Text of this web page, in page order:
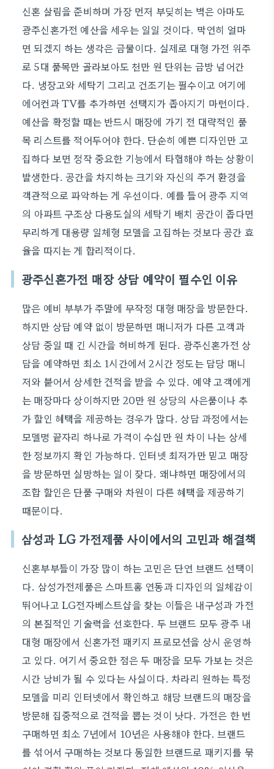
신혼 살림을 준비하며 가장 먼저 부딪히는 벽은 아마도
광주신혼가전 예산을 세우는 일일 것이다. 막연히 얼마
면 되겠지 하는 생각은 금물이다. 실제로 대형 가전 위주
로 5대 품목만 골라보아도 천만 원 단위는 금방 넘어간
다. 냉장고와 세탁기 그리고 건조기는 필수이고 여기에
에어컨과 TV를 추가하면 선택지가 좁아지기 마련이다.
예산을 확정할 때는 반드시 매장에 가기 전 대략적인 품
목 리스트를 적어두어야 한다. 단순히 예쁜 디자인만 고
집하다 보면 정작 중요한 기능에서 타협해야 하는 상황이
발생한다. 공간을 차지하는 크기와 자신의 주거 환경을
객관적으로 파악하는 게 우선이다. 예를 들어 광주 지역
의 아파트 구조상 다용도실의 세탁기 배치 공간이 좁다면
무리하게 대용량 일체형 모델을 고집하는 것보다 공간 효
율을 따지는 게 합리적이다.
광주신혼가전 매장 상담 예약이 필수인 이유
많은 예비 부부가 주말에 무작정 대형 매장을 방문한다.
하지만 상담 예약 없이 방문하면 매니저가 다른 고객과
상담 중일 때 긴 시간을 허비하게 된다. 광주신혼가전 상
담을 예약하면 최소 1시간에서 2시간 정도는 담당 매니
저와 붙어서 상세한 견적을 받을 수 있다. 예약 고객에게
는 매장마다 상이하지만 20만 원 상당의 사은품이나 추
가 할인 혜택을 제공하는 경우가 많다. 상담 과정에서는
모델명 끝자리 하나로 가격이 수십만 원 차이 나는 상세
한 정보까지 확인 가능하다. 인터넷 최저가만 믿고 매장
을 방문하면 실망하는 일이 잦다. 왜냐하면 매장에서의
조합 할인은 단품 구매와 차원이 다른 혜택을 제공하기
때문이다.
삼성과 LG 가전제품 사이에서의 고민과 해결책
신혼부부들이 가장 많이 하는 고민은 단연 브랜드 선택이
다. 삼성가전제품은 스마트홈 연동과 디자인의 일체감이
뛰어나고 LG전자베스트샵을 찾는 이들은 내구성과 가전
의 본질적인 기술력을 선호한다. 두 브랜드 모두 광주 내
대형 매장에서 신혼가전 패키지 프로모션을 상시 운영하
고 있다. 여기서 중요한 점은 두 매장을 모두 가보는 것은
시간 낭비가 될 수 있다는 사실이다. 차라리 원하는 특정
모델을 미리 인터넷에서 확인하고 해당 브랜드의 매장을
방문해 집중적으로 견적을 뽑는 것이 낫다. 가전은 한 번
구매하면 최소 7년에서 10년은 사용해야 한다. 브랜드
를 섞어서 구매하는 것보다 동일한 브랜드로 패키지를 묶